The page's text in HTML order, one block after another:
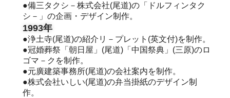
●備三タクシ－株式会社(尾道)の「ドルフィンタク
シ－」の企画・デザイン制作。
1993年
●浄土寺(尾道)の紹介リ－プレット(英文付)を制作。
●冠婚葬祭「朝日屋」(尾道)「中国祭典」(三原)のロ
ゴマ－クを制作。
●元廣建築事務所(尾道)の会社案内を制作。
●株式会社いしい(尾道)の弁当掛紙のデザイン制
作。